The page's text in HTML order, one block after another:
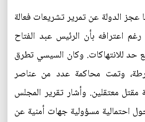
عجز الدولة عن تمرير تشريعات فعالة
اعترافه بأن الرئيس عبد الفتاح
للانتهاكات. وكان السيسي تطرق
وتمت محاكمة عدد من عناصر
معتقلين. وأشار تقرير المجلس
احتمالية مسؤولية جهات أمنية عن